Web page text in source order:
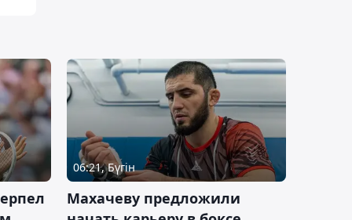
06:21, Бүгін
Махачеву предложили